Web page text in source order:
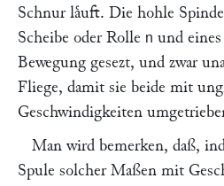
Schnur laͤuft. Die hohle
Scheibe oder Rolle n und
Bewegung gesezt, und zwar
Fliege, damit sie beide mit
Geschwindigkeiten
Man wird bemerken, daß,
Spule solcher Maßen mit